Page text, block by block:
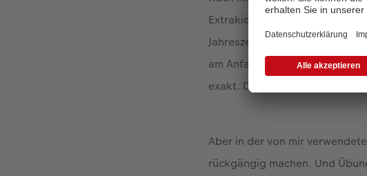
Extrakick in Form von Foto-
Jahreszeiten dafür waren in
am Anfang saß nicht gleich
exakt. Damit malt man eben
Aber in der von mir
rückgängig machen. Und